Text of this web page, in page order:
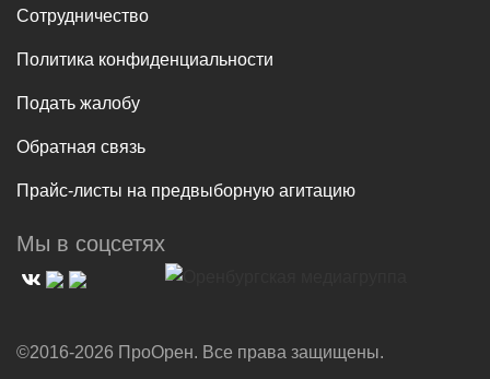
Сотрудничество
Политика конфиденциальности
Подать жалобу
Обратная связь
Прайс-листы на предвыборную агитацию
Мы в соцсетях
©2016-2026 ПроОрен. Все права защищены.